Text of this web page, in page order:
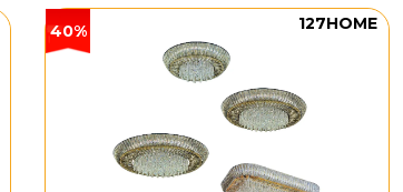
40% 127HOME